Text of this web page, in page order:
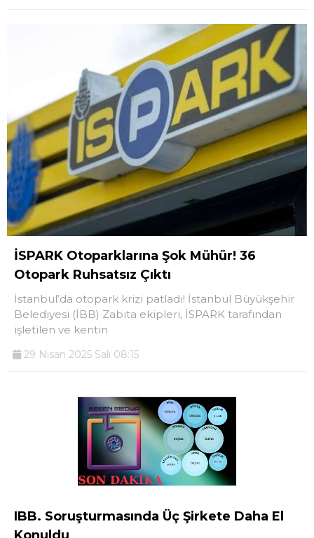
İSPARK Otoparklarına Şok Mühür! 36
Otopark Ruhsatsız Çıktı
İstanbul’da otopark krizi patladı! İstanbul Büyükşehir
Belediyesi (İBB) Zabıta ekipleri, İSPARK tarafından
işletilen ve kentin
29 Nisan 2025 Salı 08:15
IBB. Soruşturmasında Üç Şirkete Daha El